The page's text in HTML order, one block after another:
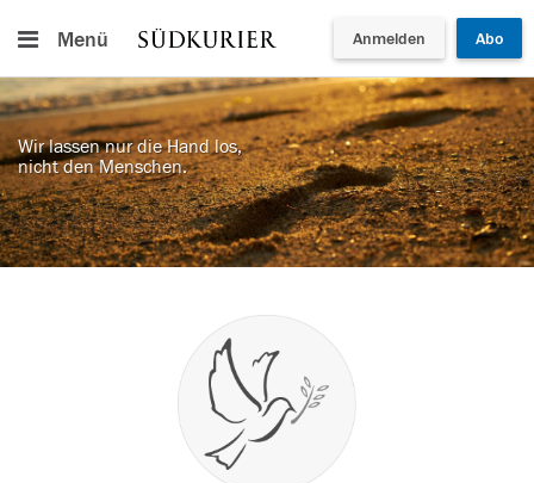
Menü Anmelden Abo
Wir lassen nur die Hand los,
nicht den Menschen.